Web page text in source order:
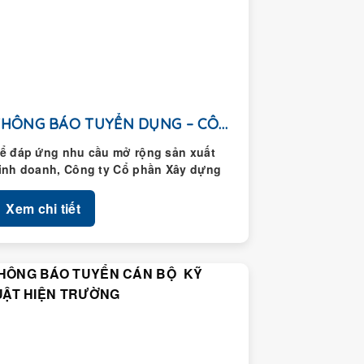
THÔNG BÁO TUYỂN DỤNG – CÔNG TY CỔ...
đáp ứng nhu cầu mở rộng sản xuất
doanh, Công ty Cổ phần Xây dựng
Xem chi tiết